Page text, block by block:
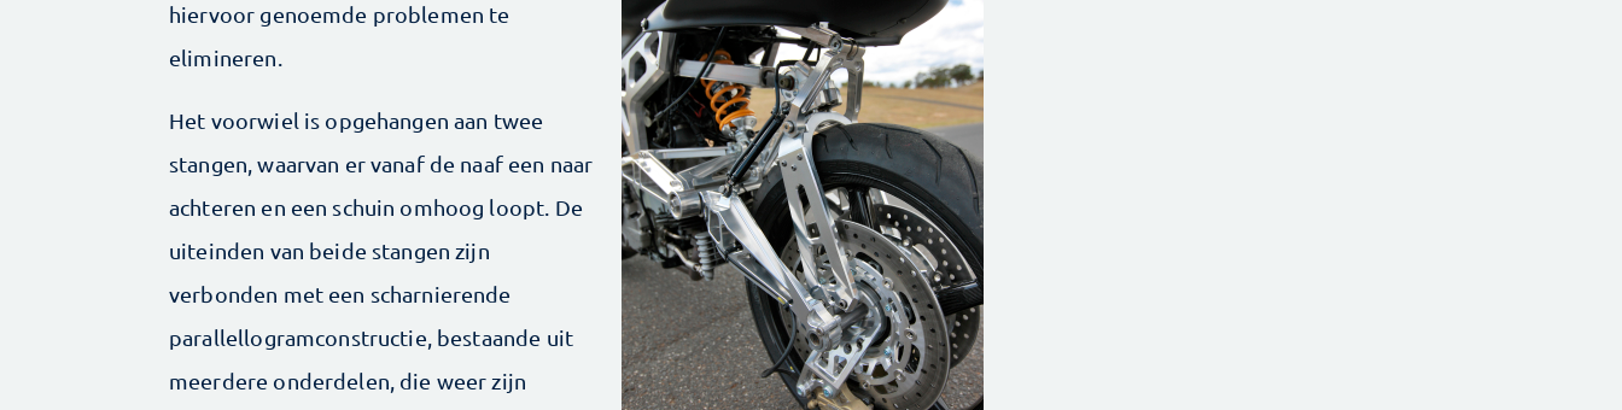
hiervoor genoemde problemen te
elimineren.
Het voorwiel is opgehangen aan twee
stangen, waarvan er vanaf de naaf een naar
achteren en een schuin omhoog loopt. De
uiteinden van beide stangen zijn
verbonden met een scharnierende
parallellogramconstructie, bestaande uit
meerdere onderdelen, die weer zijn